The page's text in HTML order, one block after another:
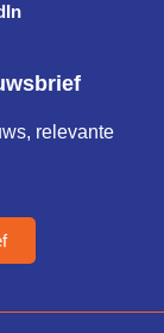
relevante